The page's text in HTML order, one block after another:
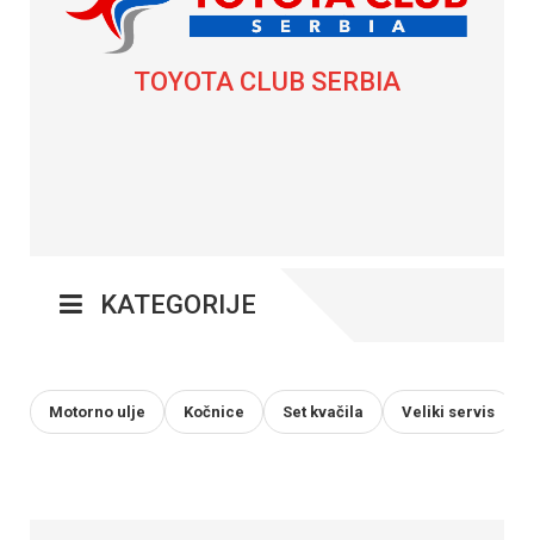
TOYOTA CLUB SERBIA
KATEGORIJE
Motorno ulje Kočnice Set kvačila Veliki servis